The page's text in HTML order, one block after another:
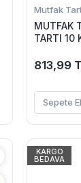
Mutfak
MUTFAK
TARTI 10
813,99
Sepete
KARGO
BEDAVA